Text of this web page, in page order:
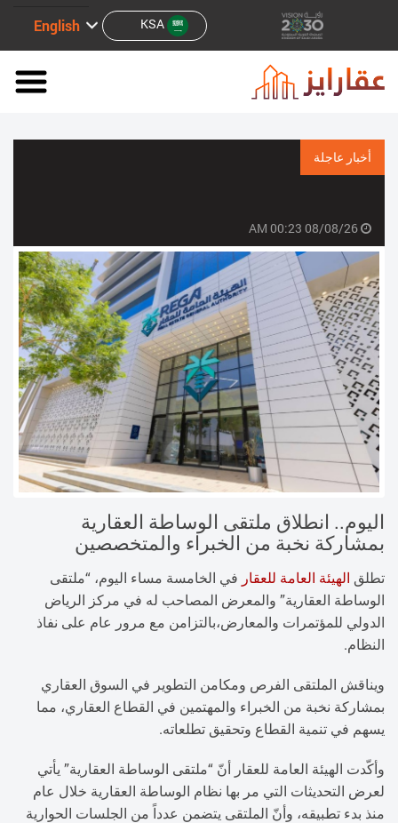
KSA
English
أخبار عاجلة
اليوم.. انطلاق ملتقى الوساطة العقارية
بمشاركة نخبة من الخبراء والمتخصصين
تطلق الهيئة العامة للعقار في الخامسة مساء اليوم، “ملتقى
الوساطة العقارية” والمعرض المصاحب له في مركز الرياض
الدولي للمؤتمرات والمعارض،بالتزامن مع مرور عام على نفاذ
النظام.
ويناقش الملتقى الفرص ومكامن التطوير في السوق العقاري
بمشاركة نخبة من الخبراء والمهتمين في القطاع العقاري، مما
يسهم في تنمية القطاع وتحقيق تطلعاته.
وأكّدت الهيئة العامة للعقار أنّ “ملتقى الوساطة العقارية” يأتي
لعرض التحديثات التي مر بها نظام الوساطة العقارية خلال عام
منذ بدء تطبيقه، وأنّ الملتقى يتضمن عدداً من الجلسات الحوارية